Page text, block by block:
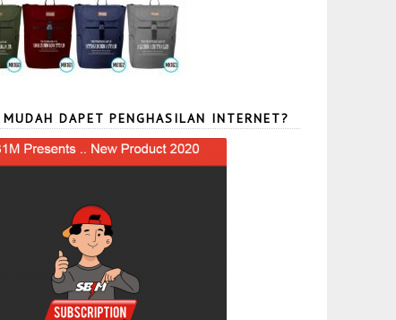
DAPET PENGHASILAN INTERNET?